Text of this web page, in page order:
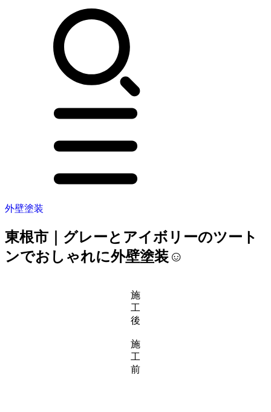
外壁塗装
東根市｜グレーとアイボリーのツート
ンでおしゃれに外壁塗装☺️
施
工
後
施
工
前